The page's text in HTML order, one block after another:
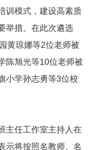
训模式，建设高素质
举措。在此次遴选
黄琼娜等2位老师被
陈旭光等10位老师被
小学孙志勇等3位校
任工作室主持人在
示将按照名教师、名